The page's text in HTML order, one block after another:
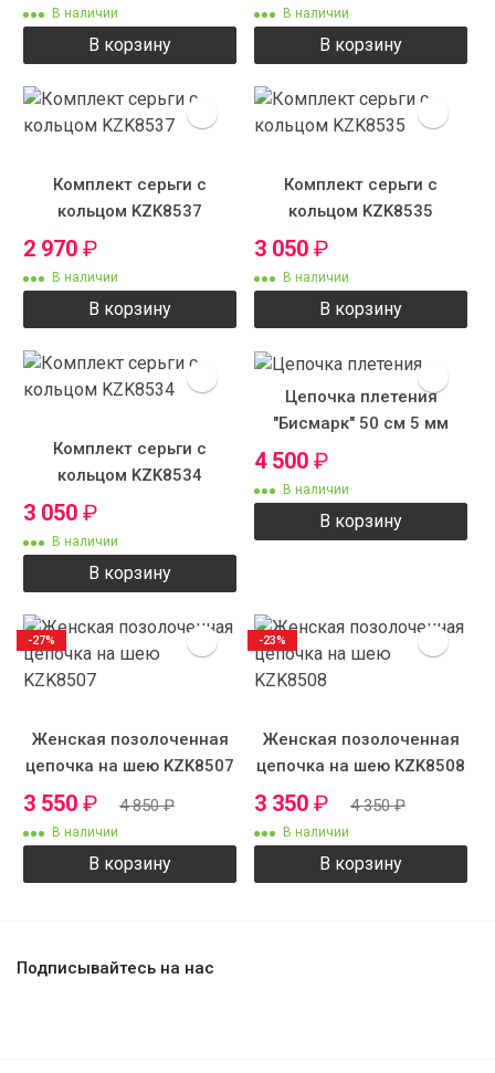
В наличии
В корзину
В наличии
В корзину
Комплект серьги с
кольцом KZK8537
2 970 ₽
В наличии
В корзину
Комплект серьги с
кольцом KZK8535
3 050 ₽
В наличии
В корзину
Комплект серьги с
кольцом KZK8534
3 050 ₽
В наличии
В корзину
Цепочка плетения
"Бисмарк" 50 см 5 мм
4 500 ₽
В наличии
В корзину
Женская позолоченная
цепочка на шею KZK8507
3 550 ₽ 4 850₽
В наличии
В корзину
-27%
Женская позолоченная
цепочка на шею KZK8508
3 350 ₽ 4 350₽
В наличии
В корзину
-23%
Подписывайтесь на нас